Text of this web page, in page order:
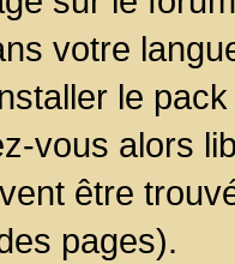
votre
le
vous alors
être
pages).